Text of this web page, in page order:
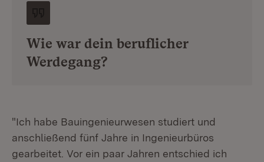
Wie war dein beruflicher
Werdegang?
"Ich habe Bauingenieurwesen studiert und
anschließend fünf Jahre in Ingenieurbüros
gearbeitet. Vor ein paar Jahren entschied ich